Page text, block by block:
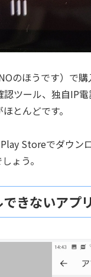
のほうです）で
ツール、独自IP
とんどです。
Storeでダウン
ょう。
きないアプ